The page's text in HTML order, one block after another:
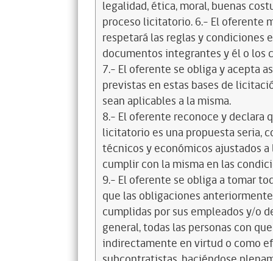
legalidad, ética, moral, buenas
proceso licitatorio. 6.- El oferente
respetará las reglas y condiciones
documentos integrantes y él o los
7.- El oferente se obliga y acepta
previstas en estas bases de
sean aplicables a la misma.
8.- El oferente reconoce y declara
licitatorio es una propuesta seria,
técnicos y económicos ajustados
cumplir con la misma en las
9.- El oferente se obliga a tomar
que las obligaciones
cumplidas por sus empleados y/o
general, todas las personas con
indirectamente en virtud o como